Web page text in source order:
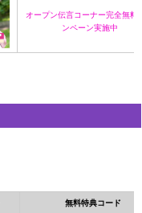
オープン伝言コーナー完全無料
ンペーン実施中
無料特典コード